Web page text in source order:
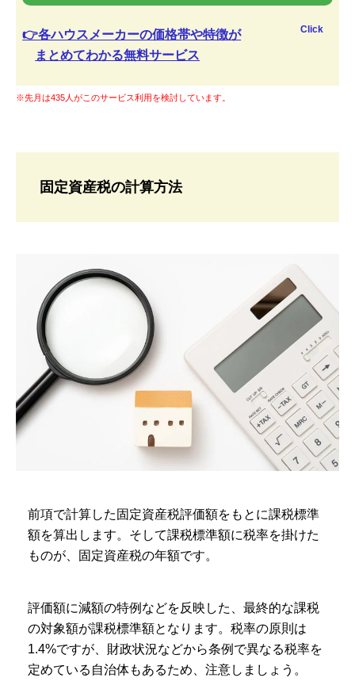
👉各ハウスメーカーの価格帯や特徴が
まとめてわかる無料サービス
Click
※先月は435人がこのサービス利用を検討しています。
固定資産税の計算方法
前項で計算した固定資産税評価額をもとに課税標準
額を算出します。そして課税標準額に税率を掛けた
ものが、固定資産税の年額です。
評価額に減額の特例などを反映した、最終的な課税
の対象額が課税標準額となります。税率の原則は
1.4%ですが、財政状況などから条例で異なる税率を
定めている自治体もあるため、注意しましょう。